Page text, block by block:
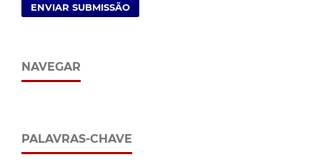
ENVIAR SUBMISSÃO
NAVEGAR
PALAVRAS-CHAVE